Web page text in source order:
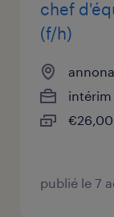
chef
(f/h)
intérim
publié le 7